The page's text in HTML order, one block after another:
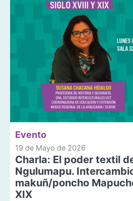
Evento
19 de Mayo de 2026
Charla: El poder textil
Ngulumapu.
makuñ/poncho
XIX